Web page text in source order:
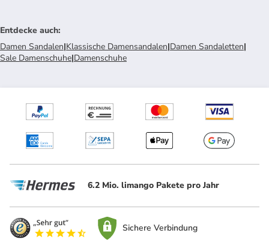
Entdecke auch:
Damen Sandalen|Klassische Damensandalen|Damen Sandaletten|
Sale Damenschuhe|Damenschuhe
6.2 Mio. limango Pakete pro Jahr
Sichere Verbindung